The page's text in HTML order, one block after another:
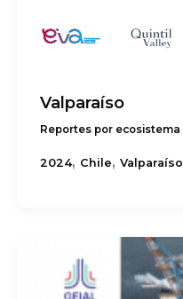
Valparaíso
Reportes por ecosistema
2024, Chile, Valparaíso